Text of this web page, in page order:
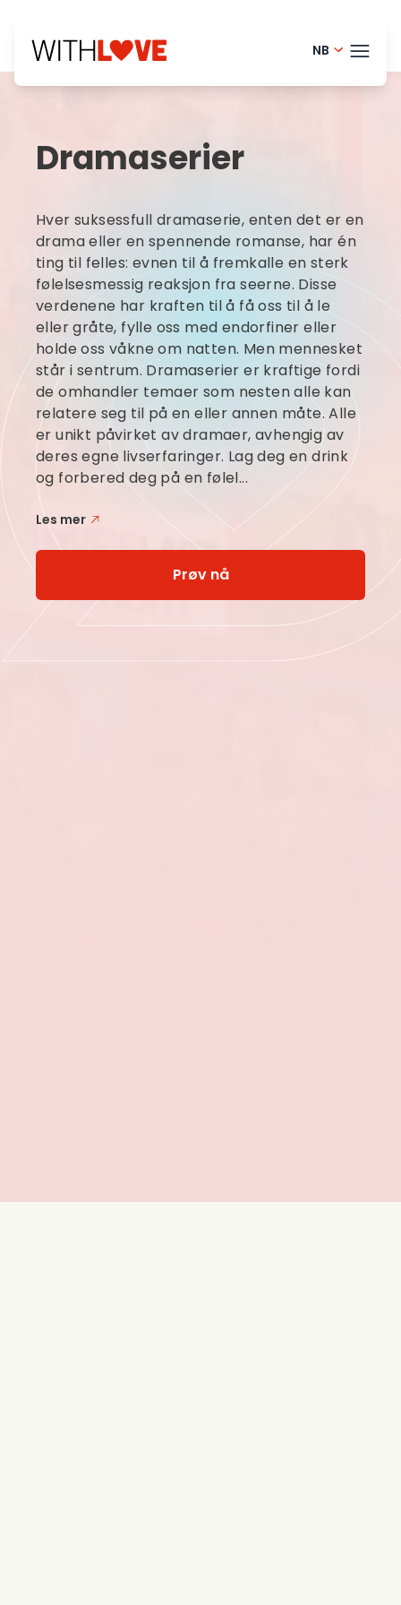
NB
Dutch -
French -
Dramaserier
Hver suksessfull dramaserie, enten det er en
drama eller en spennende romanse, har én
ting til felles: evnen til å fremkalle en sterk
følelsesmessig reaksjon fra seerne. Disse
verdenene har kraften til å få oss til å le
eller gråte, fylle oss med endorfiner eller
holde oss våkne om natten. Men mennesket
står i sentrum. Dramaserier er kraftige fordi
de omhandler temaer som nesten alle kan
relatere seg til på en eller annen måte. Alle
er unikt påvirket av dramaer, avhengig av
deres egne livserfaringer. Lag deg en drink
og forbered deg på en følel...
Les mer
Prøv nå